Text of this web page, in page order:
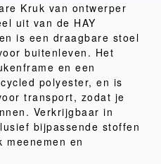
Kruk van ontwerper
uit van de HAY
is een draagbare stoel
buitenleven. Het
en een
polyester, en is
transport, zodat je
Verkrijgbaar in
bijpassende stoffen
meenemen en